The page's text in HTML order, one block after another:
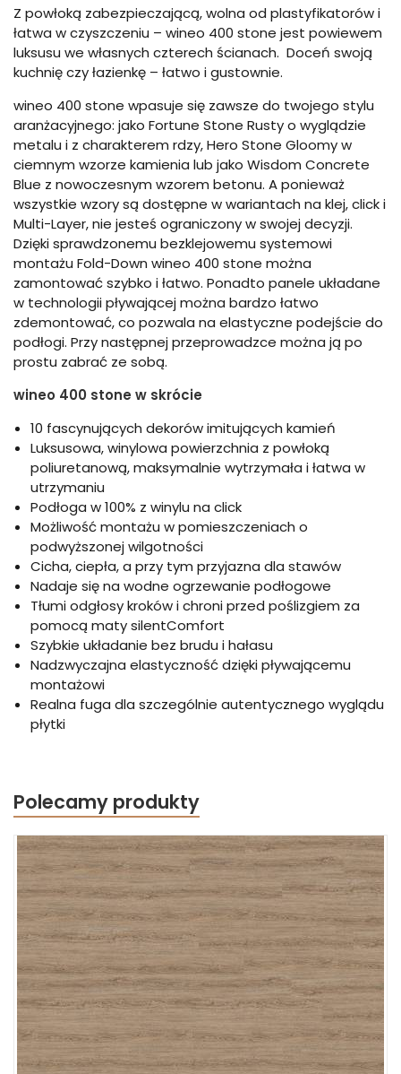
Z powłoką zabezpieczającą, wolna od plastyfikatorów i
łatwa w czyszczeniu – wineo 400 stone jest powiewem
luksusu we własnych czterech ścianach. Doceń swoją
kuchnię czy łazienkę – łatwo i gustownie.
wineo 400 stone wpasuje się zawsze do twojego stylu
aranżacyjnego: jako Fortune Stone Rusty o wyglądzie
metalu i z charakterem rdzy, Hero Stone Gloomy w
ciemnym wzorze kamienia lub jako Wisdom Concrete
Blue z nowoczesnym wzorem betonu. A ponieważ
wszystkie wzory są dostępne w wariantach na klej, click i
Multi-Layer, nie jesteś ograniczony w swojej decyzji.
Dzięki sprawdzonemu bezklejowemu systemowi
montażu Fold-Down wineo 400 stone można
zamontować szybko i łatwo. Ponadto panele układane
w technologii pływającej można bardzo łatwo
zdemontować, co pozwala na elastyczne podejście do
podłogi. Przy następnej przeprowadzce można ją po
prostu zabrać ze sobą.
wineo 400 stone w skrócie
10 fascynujących dekorów imitujących kamień
Luksusowa, winylowa powierzchnia z powłoką
poliuretanową, maksymalnie wytrzymała i łatwa w
utrzymaniu
Podłoga w 100% z winylu na click
Możliwość montażu w pomieszczeniach o
podwyższonej wilgotności
Cicha, ciepła, a przy tym przyjazna dla stawów
Nadaje się na wodne ogrzewanie podłogowe
Tłumi odgłosy kroków i chroni przed poślizgiem za
pomocą maty silentComfort
Szybkie układanie bez brudu i hałasu
Nadzwyczajna elastyczność dzięki pływającemu
montażowi
Realna fuga dla szczególnie autentycznego wyglądu
płytki
Polecamy produkty